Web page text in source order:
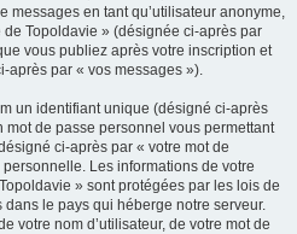
messages en tant qu’utilisateur anonyme,
de Topoldavie » (désignée ci-après par
vous publiez après votre inscription et
après par « vos messages »).
un identifiant unique (désigné ci-après
mot de passe personnel vous permettant
ci-après par « votre mot de
Les informations de votre
» sont protégées par les lois de
le pays qui héberge notre serveur.
votre nom d’utilisateur, de votre mot de